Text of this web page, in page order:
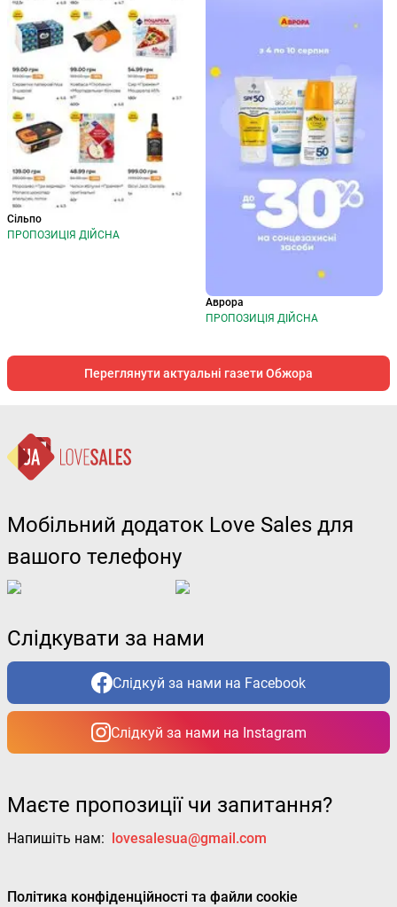
Сільпо
ПРОПОЗИЦІЯ ДІЙСНА
Аврора
ПРОПОЗИЦІЯ ДІЙСНА
Переглянути актуальні газети Обжора
Мобільний додаток Love Sales для
вашого телефону
Слідкувати за нами
Слідкуй за нами на Facebook
Слідкуй за нами на Instagram
Маєте пропозиції чи запитання?
Напишіть нам: lovesalesua@gmail.com
Політика конфіденційності та файли cookie